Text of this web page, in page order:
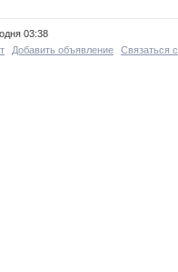
03:38
Добавить объявление Связаться